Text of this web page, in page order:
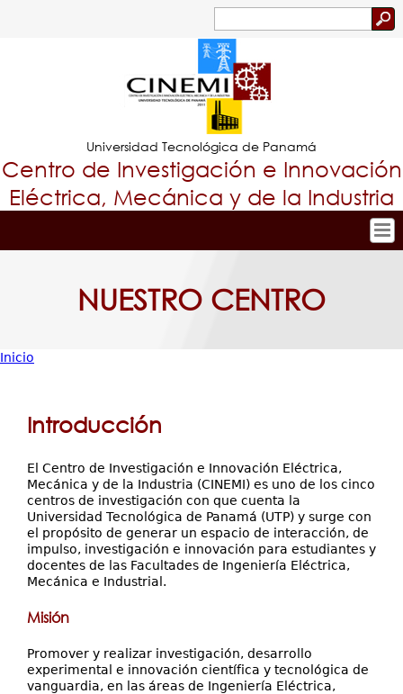
Jump to navigation
Formulario
de
búsqueda
Universidad Tecnológica de Panamá
Centro de Investigación e Innovación
Eléctrica, Mecánica y de la Industria
Nuestro Centro
Personal
Eventos
Contáctenos
NUESTRO CENTRO
está
Inicio
Introducción
El Centro de Investigación e Innovación Eléctrica,
Mecánica y de la Industria (CINEMI) es uno de los cinco
centros de investigación con que cuenta la
Universidad Tecnológica de Panamá (UTP) y surge con
el propósito de generar un espacio de interacción, de
impulso, investigación e innovación para estudiantes y
docentes de las Facultades de Ingeniería Eléctrica,
Mecánica e Industrial.
Misión
Promover y realizar investigación, desarrollo
experimental e innovación científica y tecnológica de
vanguardia, en las áreas de Ingeniería Eléctrica,